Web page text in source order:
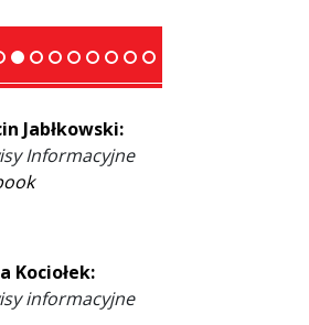
Jabłkowski:
Informacyjne
Kociołek:
informacyjne